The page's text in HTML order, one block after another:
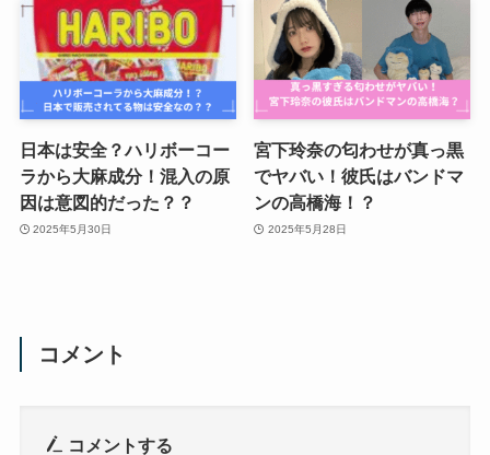
日本は安全？ハリボーコー
ラから大麻成分！混入の原
因は意図的だった？？
2025年5月30日
宮下玲奈の匂わせが真っ黒
でヤバい！彼氏はバンドマ
ンの高橋海！？
2025年5月28日
コメント
コメントする